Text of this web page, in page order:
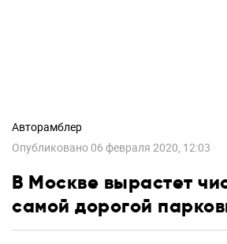
Авторамблер
Опубликовано 06 февраля 2020, 12:03
В Москве вырастет
самой дорогой